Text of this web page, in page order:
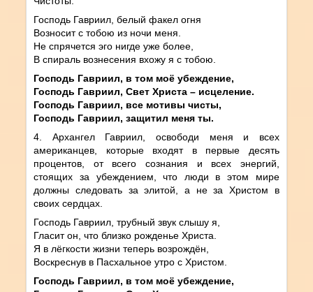
Господь Гавриил, белый факел огня
Возносит с тобою из ночи меня.
Не спрячется эго нигде уже более,
В спираль вознесения вхожу я с тобою.
Господь Гавриил, в том моё убеждение,
Господь Гавриил, Свет Христа – исцеление.
Господь Гавриил, все мотивы чисты,
Господь Гавриил, защитил меня ты.
4. Архангел Гавриил, освободи меня и всех
американцев, которые входят в первые десять
процентов, от всего сознания и всех энергий,
стоящих за убеждением, что люди в этом мире
должны следовать за элитой, а не за Христом в
своих сердцах.
Господь Гавриил, трубный звук слышу я,
Гласит он, что близко рожденье Христа.
Я в лёгкости жизни теперь возрождён,
Воскреснув в Пасхальное утро с Христом.
Господь Гавриил, в том моё убеждение,